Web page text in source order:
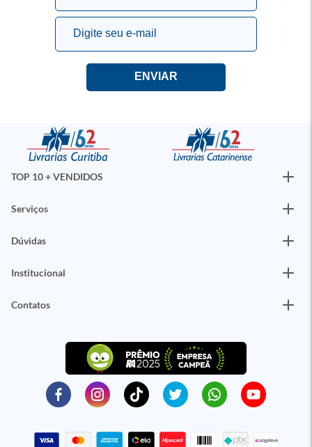
TOP 10 + VENDIDOS
Serviços
Dúvidas
Institucional
Contatos